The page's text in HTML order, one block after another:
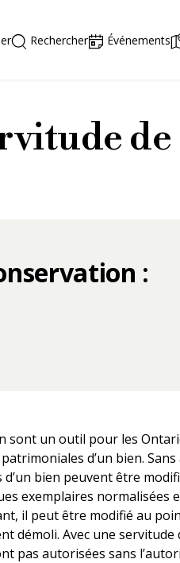
Rechercher Événements
de
:
les
sont un outil pour les
d’un bien. Sans
bien peuvent être
exemplaires normalisées
il peut être modifié au
démoli. Avec une servitude
pas autorisées sans